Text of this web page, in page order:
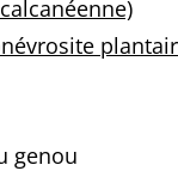
genou